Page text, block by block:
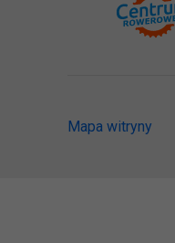
Mapa witryny